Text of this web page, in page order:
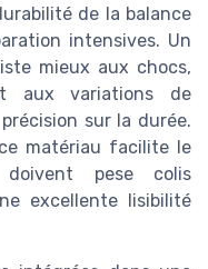
de la balance
intensives. Un
mieux aux chocs,
aux variations de
sur la durée.
matériau facilite le
pese colis
excellente lisibilité